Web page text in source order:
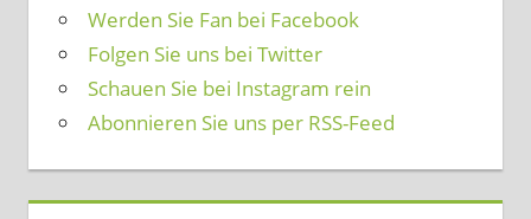
Werden Sie Fan bei Facebook
Folgen Sie uns bei Twitter
Schauen Sie bei Instagram rein
Abonnieren Sie uns per RSS-Feed